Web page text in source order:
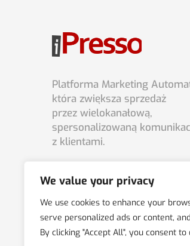
We value your privacy
We use cookies to enhance your
serve personalized ads or content,
By clicking "Accept All", you consent
Platforma Marketing
która zwiększa sprzedaż
przez wielokanałową,
spersonalizowaną
z klientami.